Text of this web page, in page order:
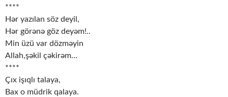
****
Hər yazılan söz deyil,
Hər görənə göz deyəm!..
Min üzü var dözməyin
Allah,şəkil çəkirəm…
****
Çıx işıqlı talaya,
Bax o müdrik qalaya.